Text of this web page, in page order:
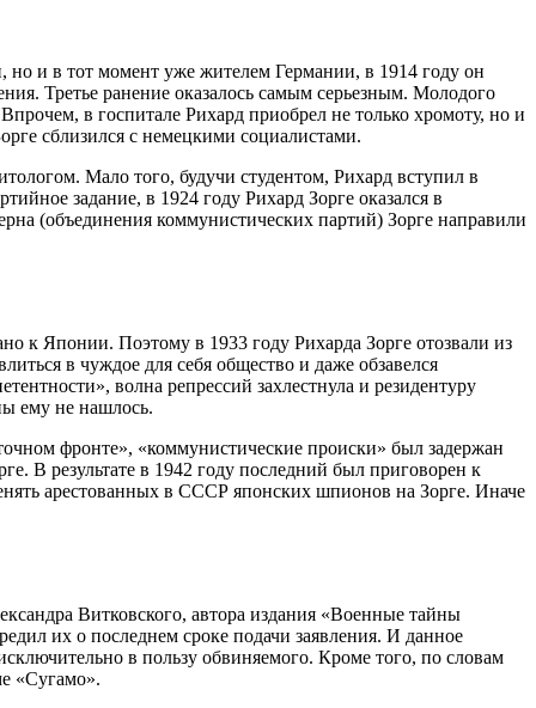
и в тот момент уже жителем Германии, в 1914 году он
Третье ранение оказалось самым серьезным. Молодого
в госпитале Рихард приобрел не только хромоту, но и
сблизился с немецкими социалистами.
Мало того, будучи студентом, Рихард вступил в
задание, в 1924 году Рихард Зорге оказался в
(объединения коммунистических партий) Зорге направили
к Японии. Поэтому в 1933 году Рихарда Зорге отозвали из
в чуждое для себя общество и даже обзавелся
волна репрессий захлестнула и резидентуру
ему не нашлось.
фронте», «коммунистические происки» был задержан
В результате в 1942 году последний был приговорен к
арестованных в СССР японских шпионов на Зорге. Иначе
Витковского, автора издания «Военные тайны
их о последнем сроке подачи заявления. И данное
в пользу обвиняемого. Кроме того, по словам
«Сугамо».